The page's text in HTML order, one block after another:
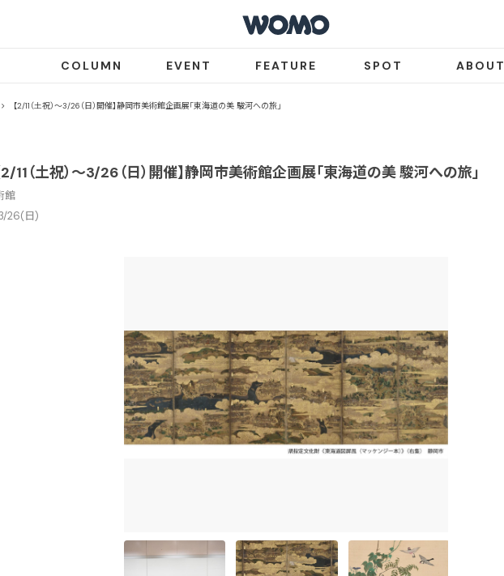
COLUMN EVENT FEATURE SPOT ABOUT
【2/11（土祝）〜3/26（日）開催】静岡市美術館企画展「東海道の美 駿河への旅」
2/11（土祝）〜3/26（日）開催】静岡市美術館企画展「東海道の美 駿河への旅」
館
26(日)